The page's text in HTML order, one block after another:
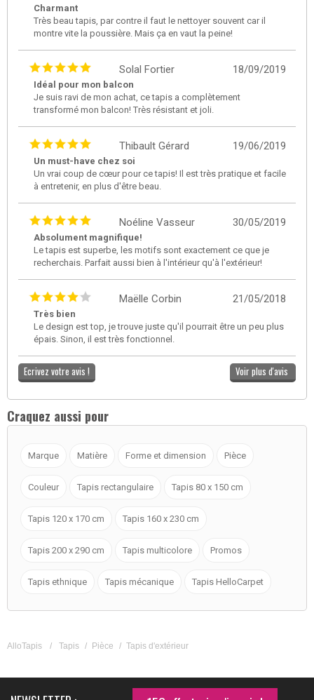
Charmant
Très beau tapis, par contre il faut le nettoyer souvent car il
montre vite la poussière. Mais ça en vaut la peine!
18/09/2019
Solal Fortier
Idéal pour mon balcon
Je suis ravi de mon achat, ce tapis a complètement
transformé mon balcon! Très résistant et joli.
19/06/2019
Thibault Gérard
Un must-have chez soi
Un vrai coup de cœur pour ce tapis! Il est très pratique et facile
à entretenir, en plus d'être beau.
30/05/2019
Noéline Vasseur
Absolument magnifique!
Le tapis est superbe, les motifs sont exactement ce que je
recherchais. Parfait aussi bien à l'intérieur qu'à l'extérieur!
21/05/2018
Maëlle Corbin
Très bien
Le design est top, je trouve juste qu'il pourrait être un peu plus
épais. Sinon, il est très fonctionnel.
Ecrivez votre avis ! Voir plus d'avis
Craquez aussi pour
Marque Matière Forme et dimension Pièce
Couleur Tapis rectangulaire Tapis 80 x 150 cm
Tapis 120 x 170 cm Tapis 160 x 230 cm
Tapis 200 x 290 cm Tapis multicolore Promos
Tapis ethnique Tapis mécanique Tapis HelloCarpet
AlloTapis / Tapis / Pièce / Tapis d'extérieur